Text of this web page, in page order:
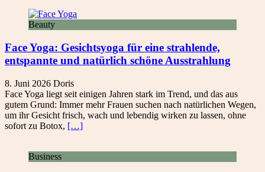
Beauty
Face Yoga: Gesichtsyoga für eine strahlende,
entspannte und natürlich schöne Ausstrahlung
8. Juni 2026 Doris
Face Yoga liegt seit einigen Jahren stark im Trend, und das aus
gutem Grund: Immer mehr Frauen suchen nach natürlichen Wegen,
um ihr Gesicht frisch, wach und lebendig wirken zu lassen, ohne
sofort zu Botox, […]
Business